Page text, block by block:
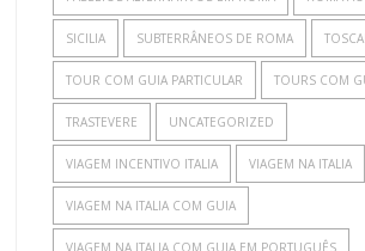
SICILIA SUBTERRÂNEOS DE ROMA
TOUR COM GUIA PARTICULAR TOURS COM
TRASTEVERE UNCATEGORIZED
VIAGEM INCENTIVO ITALIA VIAGEM NA ITALIA
VIAGEM NA ITALIA COM GUIA
VIAGEM NA ITALIA COM GUIA EM PORTUGUÊS